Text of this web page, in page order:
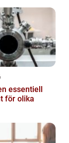
essentiell
för olika